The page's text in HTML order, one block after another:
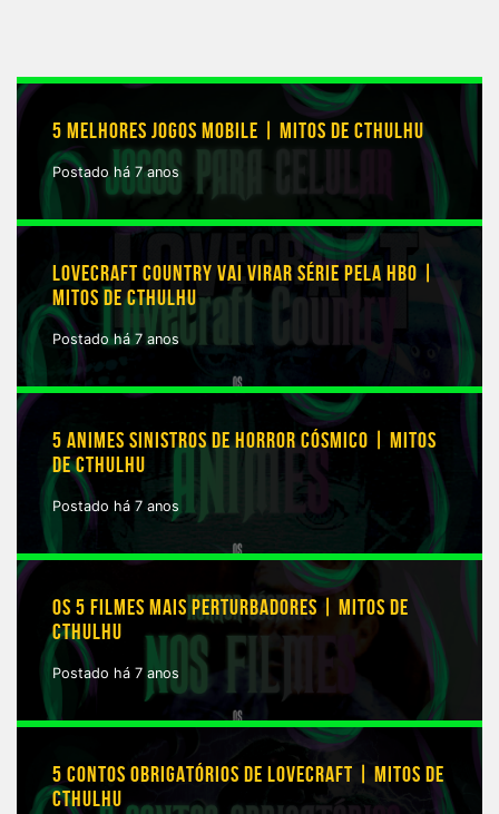
5 MELHORES JOGOS MOBILE | MITOS DE CTHULHU
Postado há 7 anos
LOVECRAFT COUNTRY VAI VIRAR SÉRIE PELA HBO |
MITOS DE CTHULHU
Postado há 7 anos
5 ANIMES SINISTROS DE HORROR CÓSMICO | MITOS
DE CTHULHU
Postado há 7 anos
OS 5 FILMES MAIS PERTURBADORES | MITOS DE
CTHULHU
Postado há 7 anos
5 CONTOS OBRIGATÓRIOS DE LOVECRAFT | MITOS DE
CTHULHU